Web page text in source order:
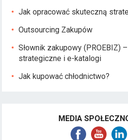
Jak opracować skuteczną
Outsourcing Zakupów
Słownik zakupowy (PROEBIZ)
strategiczne i e-katalogi
Jak kupować chłodnictwo?
MEDIA